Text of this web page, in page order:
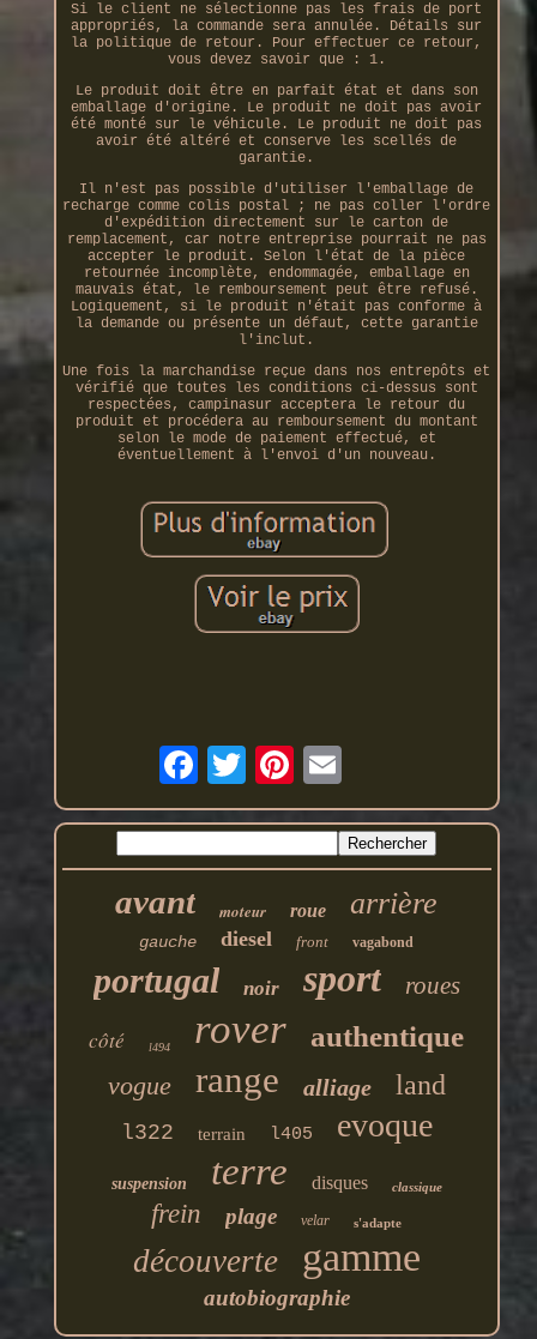
Si le client ne sélectionne pas les frais de port
appropriés, la commande sera annulée. Détails sur
la politique de retour. Pour effectuer ce retour,
vous devez savoir que : 1.
Le produit doit être en parfait état et dans son
emballage d'origine. Le produit ne doit pas avoir
été monté sur le véhicule. Le produit ne doit pas
avoir été altéré et conserve les scellés de
garantie.
Il n'est pas possible d'utiliser l'emballage de
recharge comme colis postal ; ne pas coller l'ordre
d'expédition directement sur le carton de
remplacement, car notre entreprise pourrait ne pas
accepter le produit. Selon l'état de la pièce
retournée incomplète, endommagée, emballage en
mauvais état, le remboursement peut être refusé.
Logiquement, si le produit n'était pas conforme à
la demande ou présente un défaut, cette garantie
l'inclut.
Une fois la marchandise reçue dans nos entrepôts et
vérifié que toutes les conditions ci-dessus sont
respectées, campinasur acceptera le retour du
produit et procédera au remboursement du montant
selon le mode de paiement effectué, et
éventuellement à l'envoi d'un nouveau.
avant moteur roue arrière
gauche diesel front vagabond
portugal noir sport roues
côté l494 rover authentique
vogue range alliage land
l322 terrain l405 evoque
suspension terre disques classique
frein plage velar s'adapte
découverte gamme
autobiographie